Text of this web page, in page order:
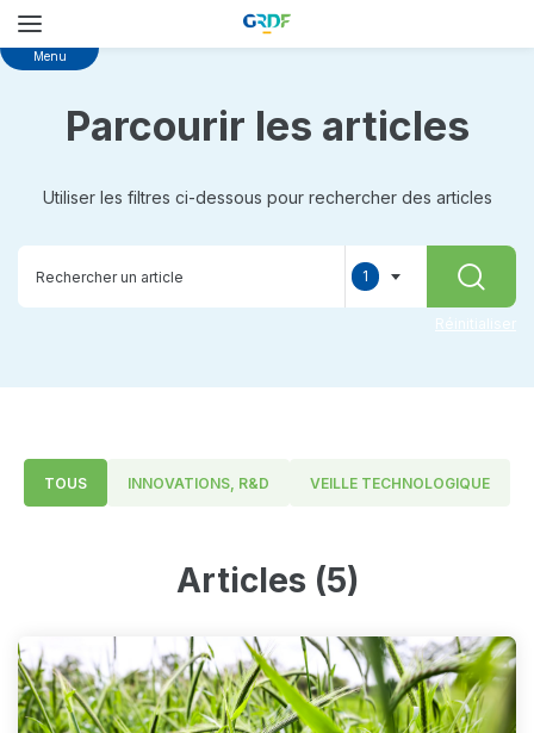
Skip
Menu
Parcourir les articles
Utiliser les filtres ci-dessous pour rechercher des articles
1
Réinitialiser
TOUS INNOVATIONS, R&D VEILLE TECHNOLOGIQUE
Articles (5)